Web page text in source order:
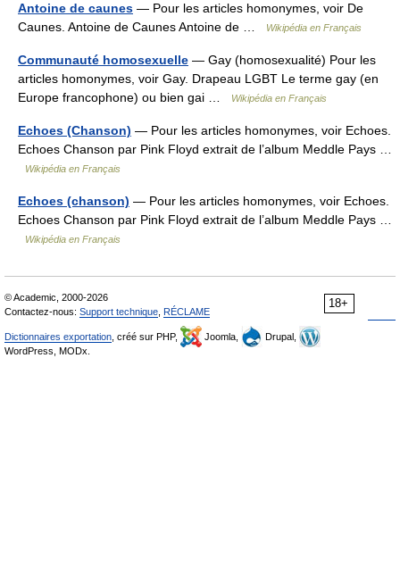
Antoine de caunes — Pour les articles homonymes, voir De
Caunes. Antoine de Caunes Antoine de …
Wikipédia en Français
Communauté homosexuelle — Gay (homosexualité) Pour les
articles homonymes, voir Gay. Drapeau LGBT Le terme gay (en
Europe francophone) ou bien gai …
Wikipédia en Français
Echoes (Chanson) — Pour les articles homonymes, voir Echoes.
Echoes Chanson par Pink Floyd extrait de l’album Meddle Pays …
Wikipédia en Français
Echoes (chanson) — Pour les articles homonymes, voir Echoes.
Echoes Chanson par Pink Floyd extrait de l’album Meddle Pays …
Wikipédia en Français
18+
© Academic, 2000-2026
Contactez-nous: Support technique RÉCLAME
Dictionnaires exportation , créé sur PHP, Joomla,
Drupal,
WordPress, MODx.